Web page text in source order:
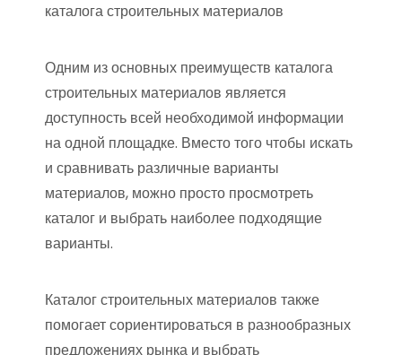
каталога строительных материалов
Одним из основных преимуществ каталога
строительных материалов является
доступность всей необходимой информации
на одной площадке. Вместо того чтобы искать
и сравнивать различные варианты
материалов, можно просто просмотреть
каталог и выбрать наиболее подходящие
варианты.
Каталог строительных материалов также
помогает сориентироваться в разнообразных
предложениях рынка и выбрать